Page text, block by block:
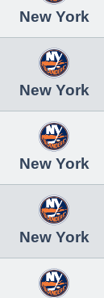
New York
New York
New York
New York